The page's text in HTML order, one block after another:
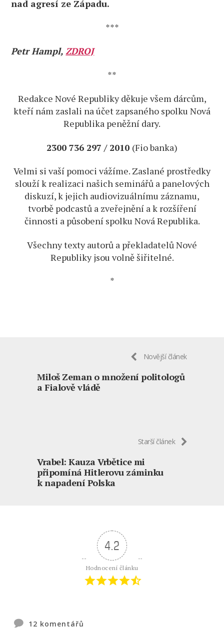
nad agresí ze Západu.
***
Petr Hampl,ZDROJ
**
Redakce Nové Republiky děkuje všem dárcům,
kteří nám zaslali na účet zapsaného spolku Nová
Republika peněžní dary.
2300 736 297 / 2010 (Fio banka)
Velmi si vaší pomoci vážíme. Zaslané prostředky
slouží k realizaci našich seminářů a panelových
diskuzí, k jejich audiovizuálnímu záznamu,
tvorbě podcastů a zveřejnění a k rozšíření
činnosti a působení spolku Nová Republika.
Všechny texty autorů a překladatelů Nové
Republiky jsou volně šiřitelné.
*
Novější článek
Miloš Zeman o množení politologů
a Fialově vládě
Starší článek
Vrabel: Kauza Vrbětice mi
připomíná Hitlerovu záminku
k napadení Polska
4.2
Hodnocení článku
12 komentářů